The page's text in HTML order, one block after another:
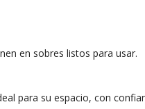
en sobres listos para usar.
para su espacio, con